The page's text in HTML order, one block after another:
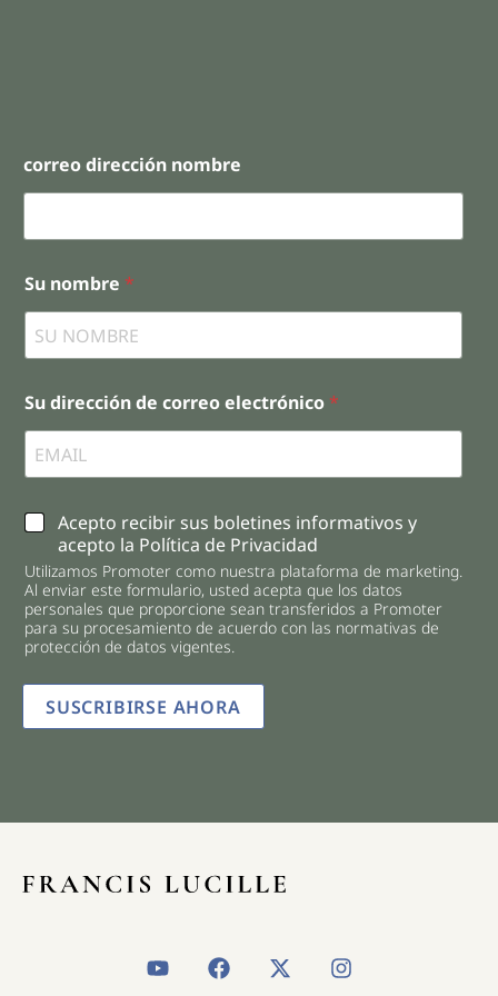
correo dirección nombre
Su nombre *
Su dirección de correo electrónico *
C
e
c
k
b
o
e
*
Acepto recibir sus boletines informativos y
acepto la Política de Privacidad
Utilizamos Promoter como nuestra plataforma de marketing.
Al enviar este formulario, usted acepta que los datos
personales que proporcione sean transferidos a Promoter
para su procesamiento de acuerdo con las normativas de
protección de datos vigentes.
SUSCRIBIRSE AHORA
Y
o
F
a
X
-
I
n